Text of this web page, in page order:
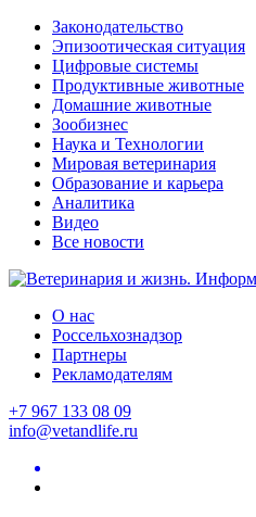
Законодательство
Эпизоотическая ситуация
Цифровые системы
Продуктивные животные
Домашние животные
Зообизнес
Наука и Технологии
Мировая ветеринария
Образование и карьера
Аналитика
Видео
Все новости
О нас
Россельхознадзор
Партнеры
Рекламодателям
+7 967 133 08 09
info@vetandlife.ru